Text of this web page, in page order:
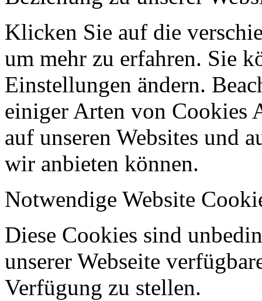
Klicken Sie auf die
um mehr zu erfahren. Sie
Einstellungen ändern.
einiger Arten von Cookies
auf unseren Websites und
wir anbieten können.
Notwendige Website
Diese Cookies sind
unserer Webseite
Verfügung zu stellen.